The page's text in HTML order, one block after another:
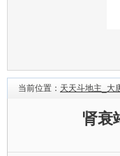
当前位置： 天天斗地主_大
肾衰